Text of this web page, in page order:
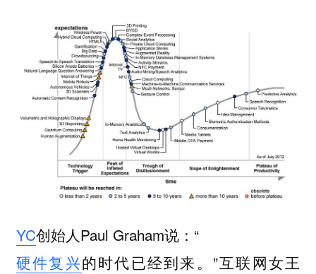
YC创始人Paul Graham说：“
硬件复兴的时代已经到来。”互联网女王